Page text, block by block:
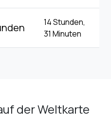
14 Stunden,
31 Minuten
der Weltkarte